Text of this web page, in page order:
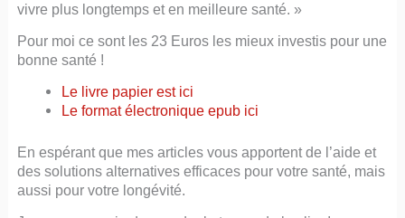
vivre plus longtemps et en meilleure santé. »
Pour moi ce sont les 23 Euros les mieux investis pour une
bonne santé !
Le livre papier est ici
Le formatélectronique epub ici
En espérant que mes articles vous apportent de l’aide et
des solutions alternatives efficaces pour votre santé, mais
aussi pour votre longévité.